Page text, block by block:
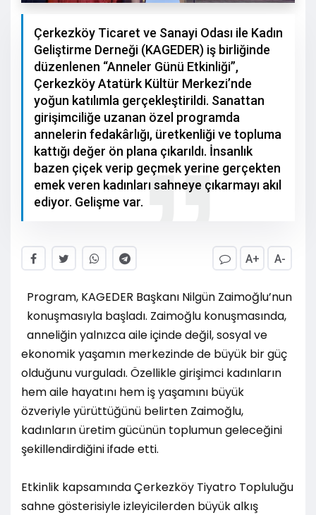
Çerkezköy Ticaret ve Sanayi Odası ile Kadın
Geliştirme Derneği (KAGEDER) iş birliğinde
düzenlenen “Anneler Günü Etkinliği”,
Çerkezköy Atatürk Kültür Merkezi’nde
yoğun katılımla gerçekleştirildi. Sanattan
girişimciliğe uzanan özel programda
annelerin fedakârlığı, üretkenliği ve topluma
kattığı değer ön plana çıkarıldı. İnsanlık
bazen çiçek verip geçmek yerine gerçekten
emek veren kadınları sahneye çıkarmayı akıl
ediyor. Gelişme var.
A+ A-
Program, KAGEDER Başkanı Nilgün Zaimoğlu’nun
konuşmasıyla başladı. Zaimoğlu konuşmasında,
anneliğin yalnızca aile içinde değil, sosyal ve
ekonomik yaşamın merkezinde de büyük bir güç
olduğunu vurguladı. Özellikle girişimci kadınların
hem aile hayatını hem iş yaşamını büyük
özveriyle yürüttüğünü belirten Zaimoğlu,
kadınların üretim gücünün toplumun geleceğini
şekillendirdiğini ifade etti.
Etkinlik kapsamında Çerkezköy Tiyatro Topluluğu
sahne gösterisiyle izleyicilerden büyük alkış